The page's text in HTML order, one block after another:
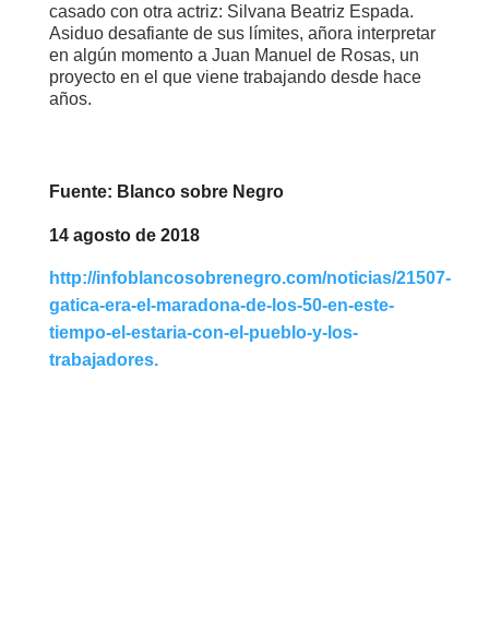
casado con otra actriz: Silvana Beatriz Espada.
Asiduo desafiante de sus límites, añora interpretar
en algún momento a Juan Manuel de Rosas, un
proyecto en el que viene trabajando desde hace
años.
Fuente: Blanco sobre Negro
14 agosto de 2018
http://infoblancosobrenegro.com/noticias/21507-
gatica-era-el-maradona-de-los-50-en-este-
tiempo-el-estaria-con-el-pueblo-y-los-
trabajadores.